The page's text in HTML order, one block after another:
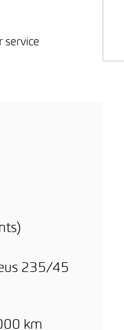
service
235/45
km